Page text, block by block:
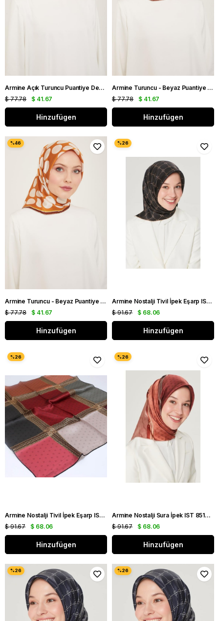
Armine Açık Turuncu Puantiye Desen Sura İpek Eşarp 9113 - 51
$ 41.67
$ 77.78
Hinzufügen
Armine Turuncu - Beyaz Puantiye Desen Sura İpek Eşarp 9156 - 32
$ 41.67
$ 77.78
Hinzufügen
Armine Turuncu - Beyaz Puantiye Desen Tivil İpek Eşarp 9156 - 32
$ 41.67
$ 77.78
Hinzufügen
Armine Nostalji Tivil İpek Eşarp IST 8555-11 Siyah - Gold Logo Desen
$ 68.06
$ 91.67
Hinzufügen
Armine Nostalji Tivil İpek Eşarp IST 8113-23 Bordo-Kiremit Slogan Desen
$ 68.06
$ 91.67
Hinzufügen
Armine Nostalji Sura İpek IST 8519 - 86 Somon Karışık Desen
$ 68.06
$ 91.67
Hinzufügen